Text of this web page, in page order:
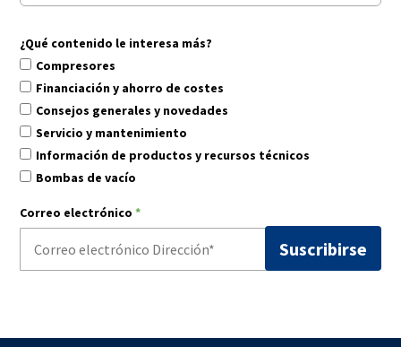
¿Qué contenido le interesa más?
Compresores
Financiación y ahorro de costes
Consejos generales y novedades
Servicio y mantenimiento
Información de productos y recursos técnicos
Bombas de vacío
Correo electrónico *